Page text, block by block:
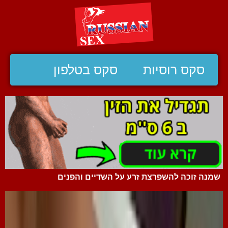
סקס רוסיות סקס בטלפון
שמנה זוכה להשפרצת זרע על השדיים והפנים